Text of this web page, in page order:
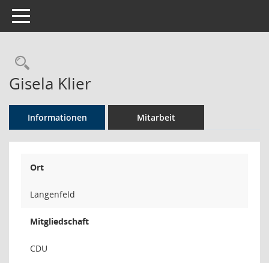
Toggle navigation
Rechercheauswahl
Gisela Klier
Informationen Mitarbeit
Ort
Langenfeld
Mitgliedschaft
CDU